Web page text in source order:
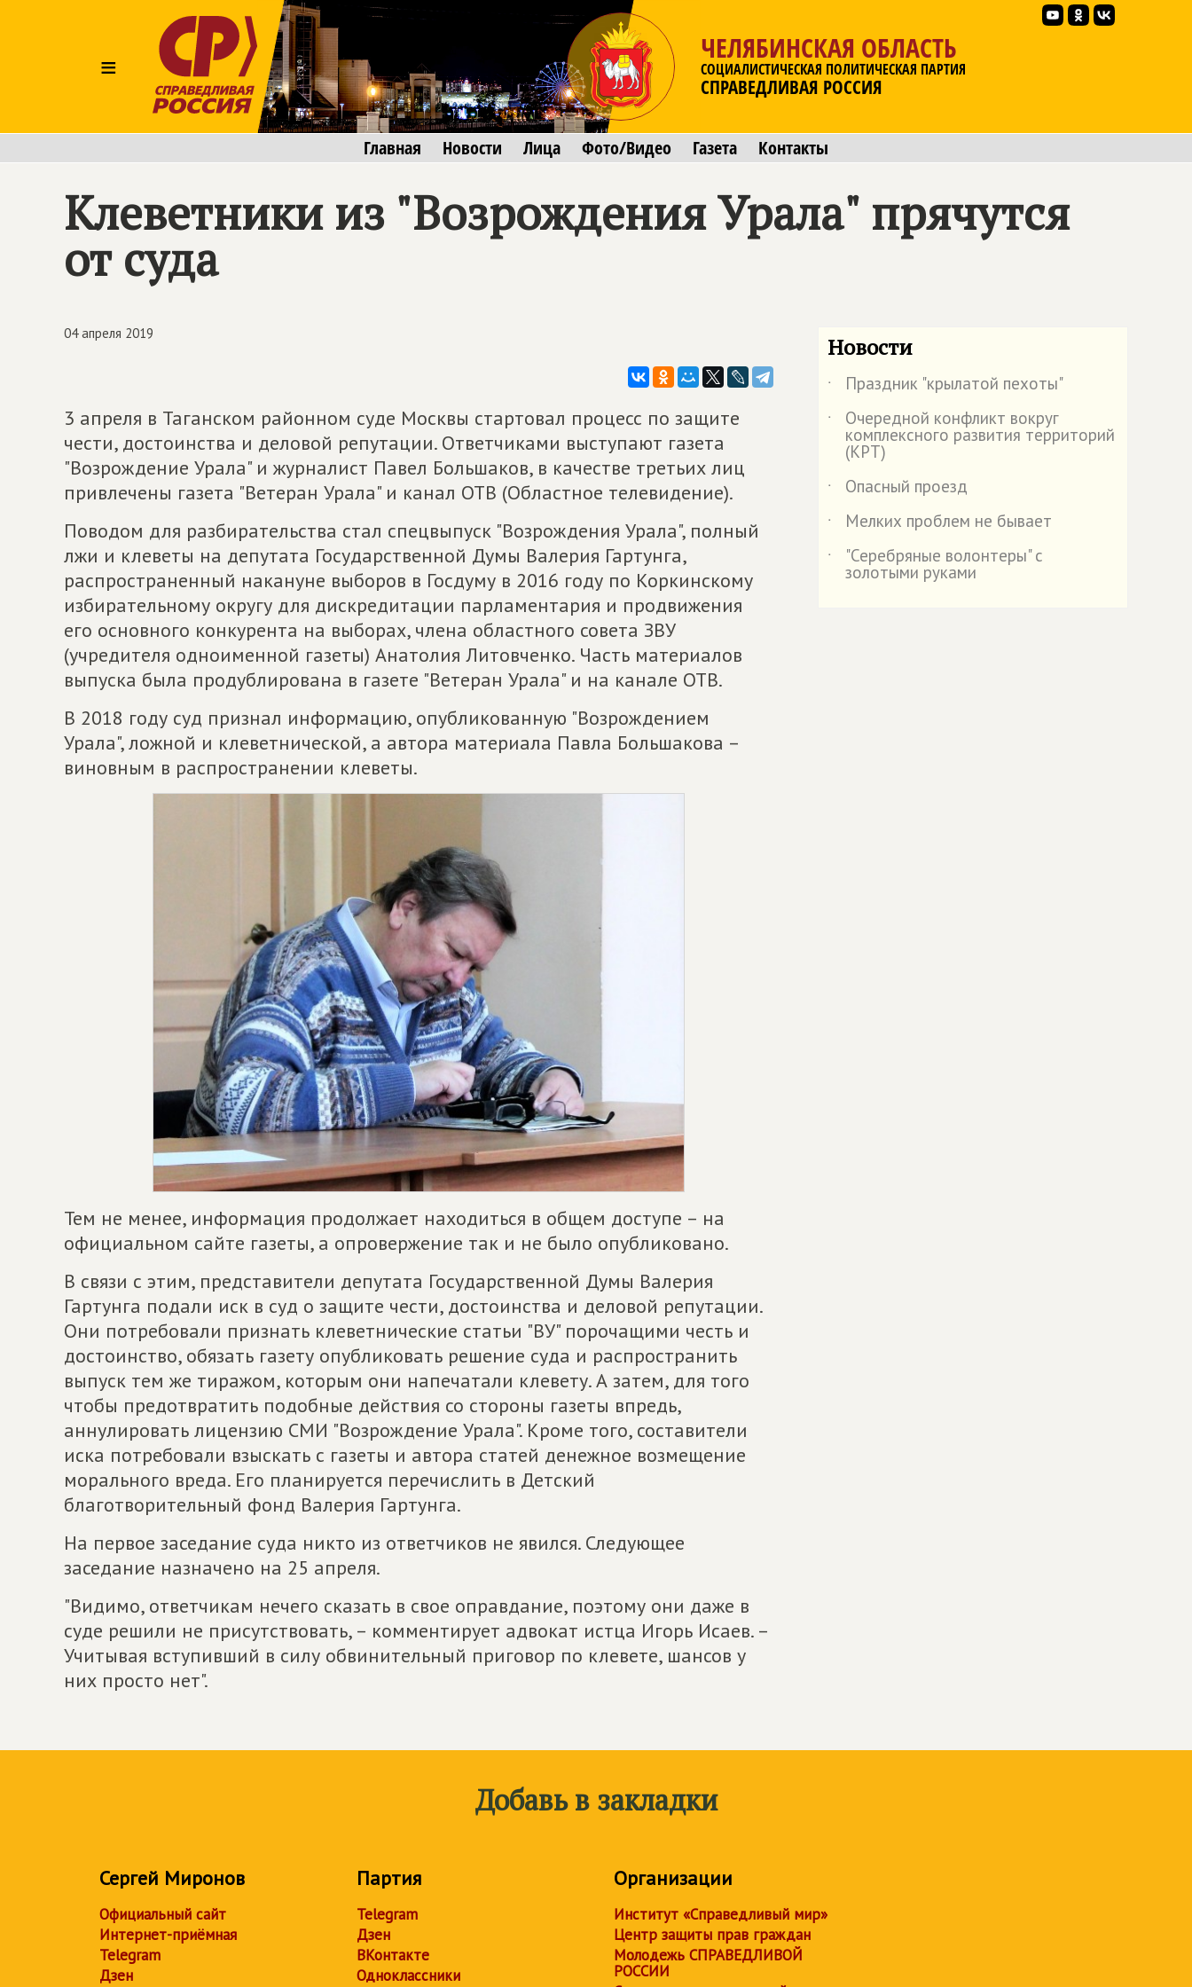
≡
ЧЕЛЯБИНСКАЯ ОБЛАСТЬ
СОЦИАЛИСТИЧЕСКАЯ ПОЛИТИЧЕСКАЯ ПАРТИЯ
СПРАВЕДЛИВАЯ РОССИЯ
Главная Новости Лица Фото/Видео Газета Контакты
Клеветники из "Возрождения Урала" прячутся
от суда
04 апреля 2019
3 апреля в Таганском районном суде Москвы стартовал процесс по защите
чести, достоинства и деловой репутации. Ответчиками выступают газета
"Возрождение Урала" и журналист Павел Большаков, в качестве третьих лиц
привлечены газета "Ветеран Урала" и канал ОТВ (Областное телевидение).
Поводом для разбирательства стал спецвыпуск "Возрождения Урала", полный
лжи и клеветы на депутата Государственной Думы Валерия Гартунга,
распространенный накануне выборов в Госдуму в 2016 году по Коркинскому
избирательному округу для дискредитации парламентария и продвижения
его основного конкурента на выборах, члена областного совета ЗВУ
(учредителя одноименной газеты) Анатолия Литовченко. Часть материалов
выпуска была продублирована в газете "Ветеран Урала" и на канале ОТВ.
В 2018 году суд признал информацию, опубликованную "Возрождением
Урала", ложной и клеветнической, а автора материала Павла Большакова –
виновным в распространении клеветы.
Тем не менее, информация продолжает находиться в общем доступе – на
официальном сайте газеты, а опровержение так и не было опубликовано.
В связи с этим, представители депутата Государственной Думы Валерия
Гартунга подали иск в суд о защите чести, достоинства и деловой репутации.
Они потребовали признать клеветнические статьи "ВУ" порочащими честь и
достоинство, обязать газету опубликовать решение суда и распространить
выпуск тем же тиражом, которым они напечатали клевету. А затем, для того
чтобы предотвратить подобные действия со стороны газеты впредь,
аннулировать лицензию СМИ "Возрождение Урала". Кроме того, составители
иска потребовали взыскать с газеты и автора статей денежное возмещение
морального вреда. Его планируется перечислить в Детский
благотворительный фонд Валерия Гартунга.
На первое заседание суда никто из ответчиков не явился. Следующее
заседание назначено на 25 апреля.
"Видимо, ответчикам нечего сказать в свое оправдание, поэтому они даже в
суде решили не присутствовать, – комментирует адвокат истца Игорь Исаев. –
Учитывая вступивший в силу обвинительный приговор по клевете, шансов у
них просто нет".
Новости
˙
Праздник "крылатой пехоты"
˙
Очередной конфликт вокруг
комплексного развития территорий
(КРТ)
˙
Опасный проезд
˙
Мелких проблем не бывает
˙
"Серебряные волонтеры" с
золотыми руками
Добавь в закладки
Сергей Миронов
Официальный сайт
Интернет-приёмная
Telegram
Дзен
Партия
Telegram
Дзен
ВКонтакте
Одноклассники
Организации
Институт «Справедливый мир»
Центр защиты прав граждан
Молодежь СПРАВЕДЛИВОЙ
РОССИИ